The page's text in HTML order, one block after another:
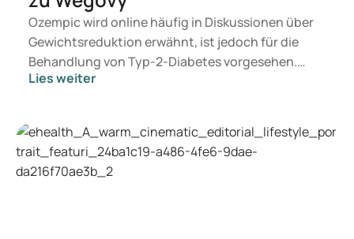
Ozempic wird online häufig in Diskussionen über
Gewichtsreduktion erwähnt, ist jedoch für die
Behandlung von Typ-2-Diabetes vorgesehen.
Suchen Sie eine Therapie zur Gewichtskontrolle,
geeignet ist, entscheidet ein Arzt auf Basis Ihrer
gesundheitlichen Verfassung, Ihres BMI und Ihrer
aktuellen Medikation.
Lies weiter